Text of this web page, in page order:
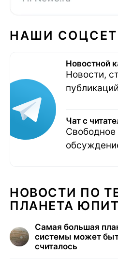
НАШИ
Новостной
Новости,
публикаций
Чат с
НОВОСТИ ПО
ПЛАНЕТА
Самая большая
системы может
считалось